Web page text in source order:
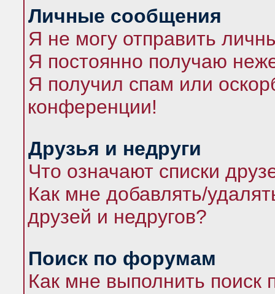
Личные сообщения
Я не могу отправить
Я постоянно получаю
Я получил спам или
конференции!
Друзья и недруги
Что означают списки
Как мне добавлять/
друзей и недругов?
Поиск по форумам
Как мне выполнить